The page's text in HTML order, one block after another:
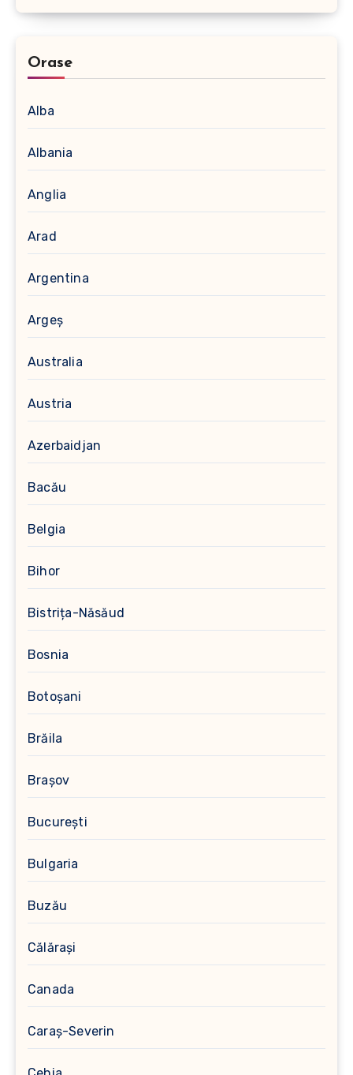
Orase
Alba
Albania
Anglia
Arad
Argentina
Argeș
Australia
Austria
Azerbaidjan
Bacău
Belgia
Bihor
Bistrița-Năsăud
Bosnia
Botoșani
Brăila
Brașov
București
Bulgaria
Buzău
Călărași
Canada
Caraș-Severin